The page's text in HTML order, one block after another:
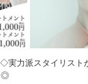
実力派スタイリスト
◎